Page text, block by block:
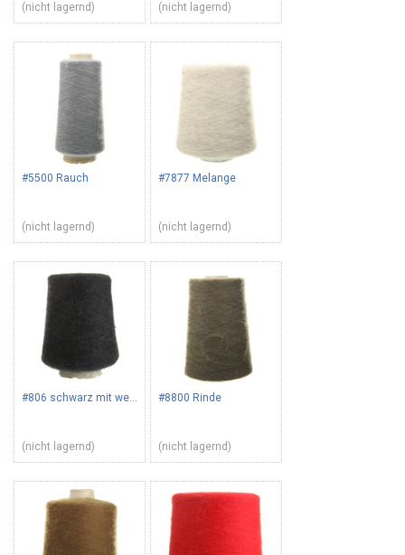
(nicht lagernd) (nicht lagernd)
#5500 Rauch
(nicht lagernd)
#7877 Melange
(nicht lagernd)
#806 schwarz mit weißen Haaren
(nicht lagernd)
#8800 Rinde
(nicht lagernd)